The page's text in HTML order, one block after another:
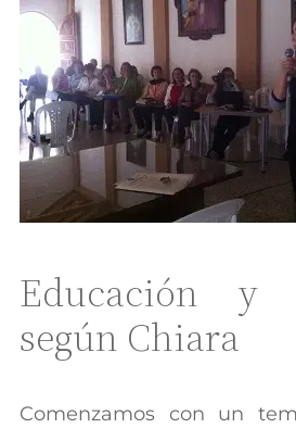
Educación y
según Chiara
Comenzamos con un